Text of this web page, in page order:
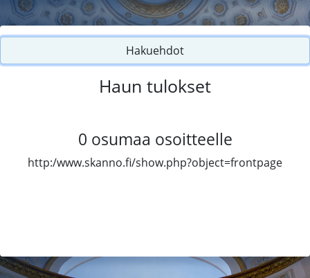
Hakuehdot
Haun tulokset
0 osumaa osoitteelle
http:/www.skanno.fi/show.php?object=frontpage